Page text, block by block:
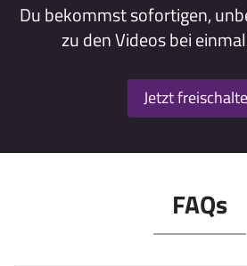
Du bekommst sofortigen,
zu den Videos bei
Jetzt
FAQs